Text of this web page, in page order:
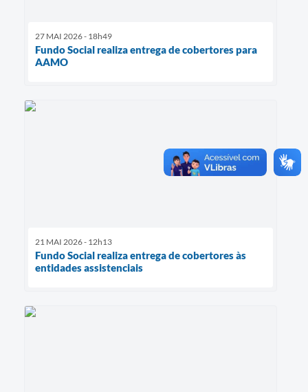
27 MAI 2026 - 18h49
Fundo Social realiza entrega de cobertores para
AAMO
21 MAI 2026 - 12h13
Fundo Social realiza entrega de cobertores às
entidades assistenciais